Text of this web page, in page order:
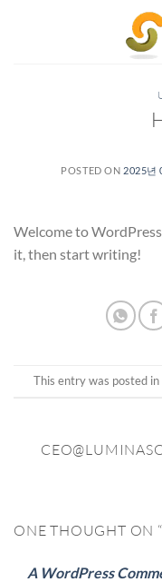
POSTED ON 2025년
Welcome to
it, then start writing!
This entry was posted in
ONE THOUGHT ON “
A WordPress